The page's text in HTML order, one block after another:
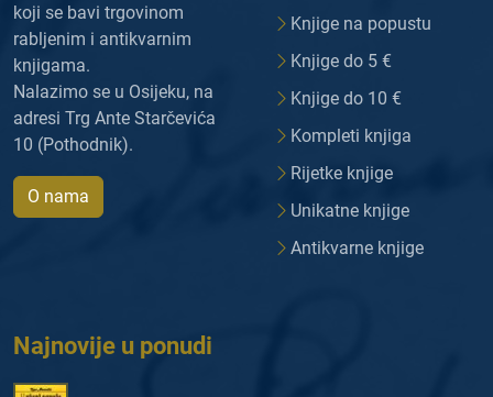
koji se bavi trgovinom
rabljenim i antikvarnim
knjigama.
Nalazimo se u Osijeku, na
adresi Trg Ante Starčevića
10 (Pothodnik).
O nama
Knjige na popustu
Knjige do 5 €
Knjige do 10 €
Kompleti knjiga
Rijetke knjige
Unikatne knjige
Antikvarne knjige
Najnovije u ponudi